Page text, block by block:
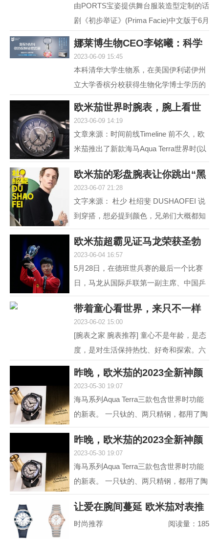
由PORTS宝姿提供舞台服装造型定制的话
剧《初步举证》(Prima Facie)中文版于6月
演帷幕。中文版话...
娜莱博生物CEO李铭曦：科学
2023-06-09 15:45
本科清华大学生物系，在美国伊利诺伊州
立大学香槟分校获得生物化学博士学历的
学成后，他长期从事...
欧米茄世界时腕表，腕上看世
2023-06-09 14:19
文章来源：时间前线Timeline 前不久，欧
米茄推出了新款海马Aqua Terra世界时(以
下简称，海马AT)。虽然，海马AT世界
时，之前在2017年就...
欧米茄的彩盘腕表让你跳出“黑
2023-06-07 21:28
文字来源： 杜少 杜绍斐 DUSHAOFEI 说
到穿搭，想必提到颜色，兄弟们大概都知
道 黑白灰，向来是男人不出错的选择。
就如姑娘往往形容一...
欧米茄超霸见证马龙荣获圣勃
2023-06-04 16:57
5月28日，在德班世兵赛的最后一个比赛
日，马龙从国际乒联第一副主席、中国乒
协主席刘国梁的手中接过了复刻圣勃莱德
杯，这是对他从2015...
带着童心看世界，来只不一样
2023-06-02 15:00
[腕表之家 腕表推荐] 童心不是年龄，是态
度，是对生活保持热忱、好奇和探索。六
茄彩色盘面腕表，...
昨晚，欧米茄的2023全新神颜
2023-05-30 19:07
海马系列Aqua Terra三款包含世界时功能
的新表。 一只钛的、两只精钢，都用了陶
瓷圈儿。 世界时以海马加身，是为强调运
动属性。约定俗成...
昨晚，欧米茄的2023全新神颜
2023-05-30 19:07
海马系列Aqua Terra三款包含世界时功能
的新表。 一只钛的、两只精钢，都用了陶
瓷圈儿。 世界时以海马加身，是为强调运
动属性。约定俗成...
让爱在腕间蔓延 欧米茄对表推
荐
时尚推荐 阅读量：185